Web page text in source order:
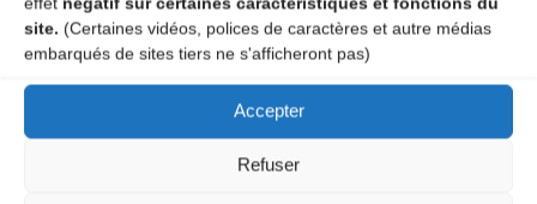
site. (Certaines vidéos, polices de caractères et autre médias
embarqués de sites tiers ne s'afficheront pas)
Accepter
Refuser
commentaire
Votre adresse e-mail ne sera pas publiée.
Les champs
obligatoires sont indiqués avec*